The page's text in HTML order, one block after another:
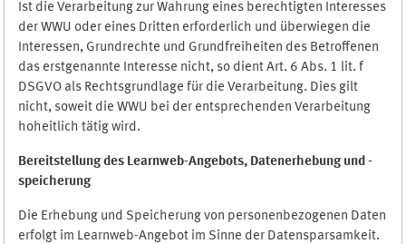
Ist die Verarbeitung zur Wahrung eines berechtigten Interesses
der WWU oder eines Dritten erforderlich und überwiegen die
Interessen, Grundrechte und Grundfreiheiten des Betroffenen
das erstgenannte Interesse nicht, so dient Art. 6 Abs. 1 lit. f
DSGVO als Rechtsgrundlage für die Verarbeitung. Dies gilt
nicht, soweit die WWU bei der entsprechenden Verarbeitung
hoheitlich tätig wird.
Bereitstellung des Learnweb-Angebots, Datenerhebung und -
speicherung
Die Erhebung und Speicherung von personenbezogenen Daten
erfolgt im Learnweb-Angebot im Sinne der Datensparsamkeit.